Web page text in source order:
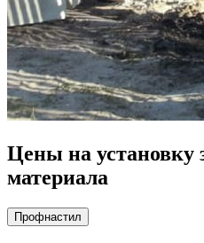
Цены на установку
материала
Профнастил